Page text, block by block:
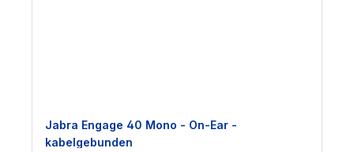
Jabra Engage 40 Mono - On-Ear -
kabelgebunden